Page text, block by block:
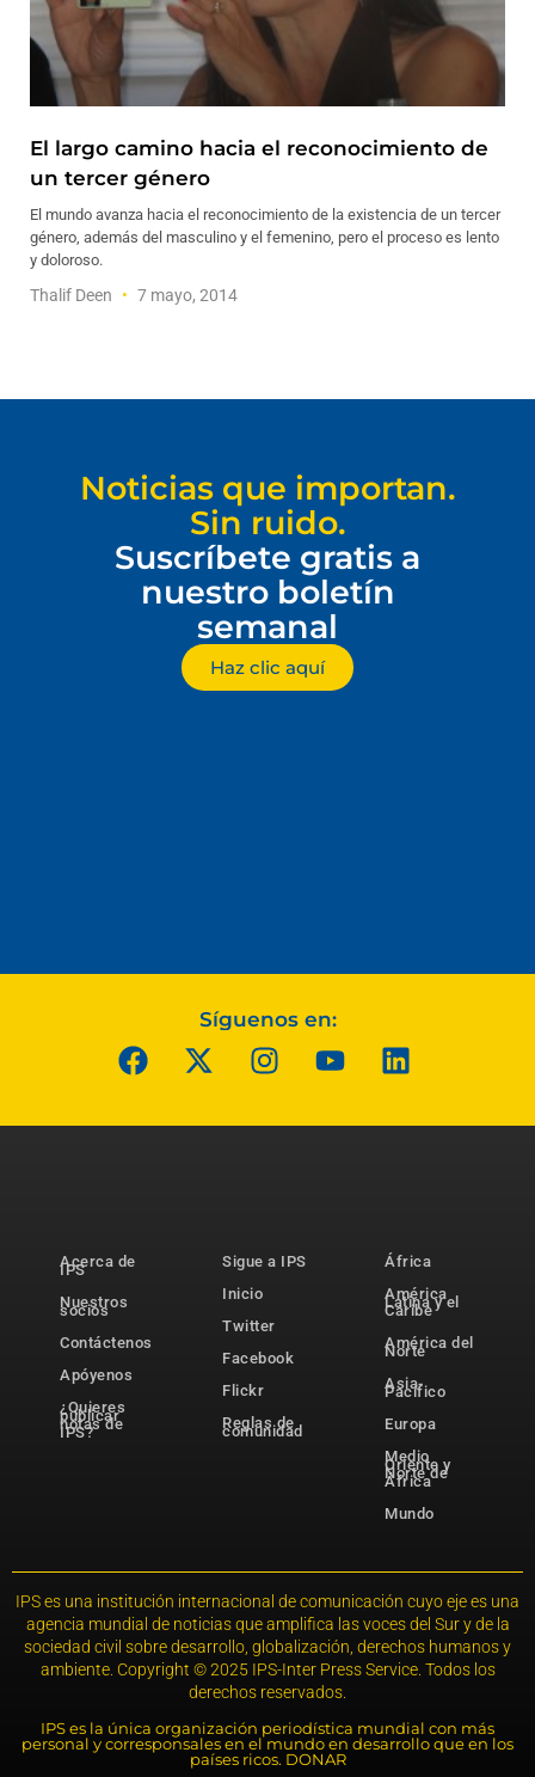
El largo camino hacia el reconocimiento de
un tercer género
El mundo avanza hacia el reconocimiento de la existencia de un tercer
género, además del masculino y el femenino, pero el proceso es lento
y doloroso.
Thalif Deen 7 mayo, 2014
Noticias que importan.
Sin ruido.
Suscríbete gratis a
nuestro boletín
semanal
Haz clic aquí
Síguenos en:
Acerca de
IPS
Nuestros
socios
Contáctenos
Apóyenos
¿Quieres
publicar
notas de
IPS?
Sigue a IPS
Inicio
Twitter
Facebook
Flickr
Reglas de
comunidad
África
América
Latina y el
Caribe
América del
Norte
Asia-
Pacífico
Europa
Medio
Oriente y
Norte de
África
Mundo
IPS es una institución internacional de comunicación cuyo eje es una
agencia mundial de noticias que amplifica las voces del Sur y de la
sociedad civil sobre desarrollo, globalización, derechos humanos y
ambiente. Copyright © 2025 IPS-Inter Press Service. Todos los
derechos reservados.
IPS es la única organización periodística mundial con más
personal y corresponsales en el mundo en desarrollo que en los
países ricos. DONAR